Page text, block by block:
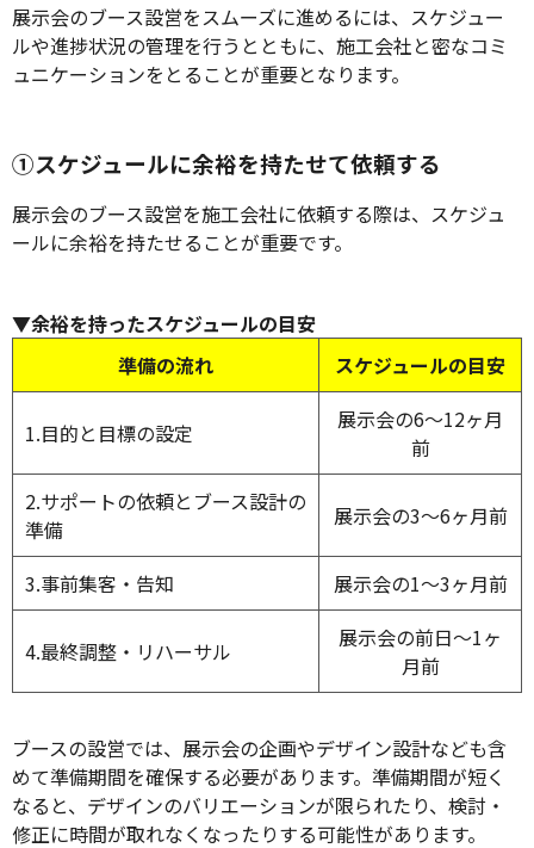
展示会のブース設営をスムーズに進めるには、スケジュー
ルや進捗状況の管理を行うとともに、施工会社と密なコミ
ュニケーションをとることが重要となります。
①スケジュールに余裕を持たせて依頼する
展示会のブース設営を施工会社に依頼する際は、スケジュ
ールに余裕を持たせることが重要です。
▼余裕を持ったスケジュールの目安
準備の流れ
スケジュールの目安
1.目的と目標の設定
展示会の6～12ヶ月
前
2.サポートの依頼とブース設計の
準備
展示会の3～6ヶ月前
3.事前集客・告知 展示会の1～3ヶ月前
4.最終調整・リハーサル
展示会の前日～1ヶ
月前
ブースの設営では、展示会の企画やデザイン設計なども含
めて準備期間を確保する必要があります。準備期間が短く
なると、デザインのバリエーションが限られたり、検討・
修正に時間が取れなくなったりする可能性があります。